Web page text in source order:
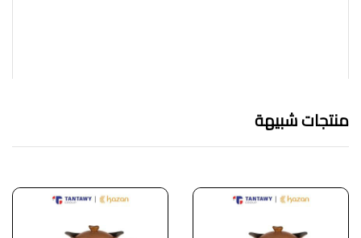
منتجات شبيهة